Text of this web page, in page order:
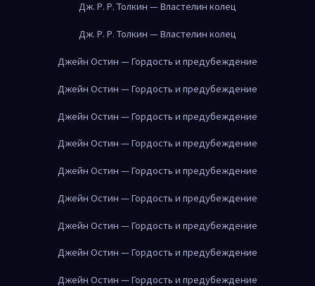
Дж. Р. Р. Толкин — Властелин колец
Дж. Р. Р. Толкин — Властелин колец
Джейн Остин — Гордость и предубеждение
Джейн Остин — Гордость и предубеждение
Джейн Остин — Гордость и предубеждение
Джейн Остин — Гордость и предубеждение
Джейн Остин — Гордость и предубеждение
Джейн Остин — Гордость и предубеждение
Джейн Остин — Гордость и предубеждение
Джейн Остин — Гордость и предубеждение
Джейн Остин — Гордость и предубеждение